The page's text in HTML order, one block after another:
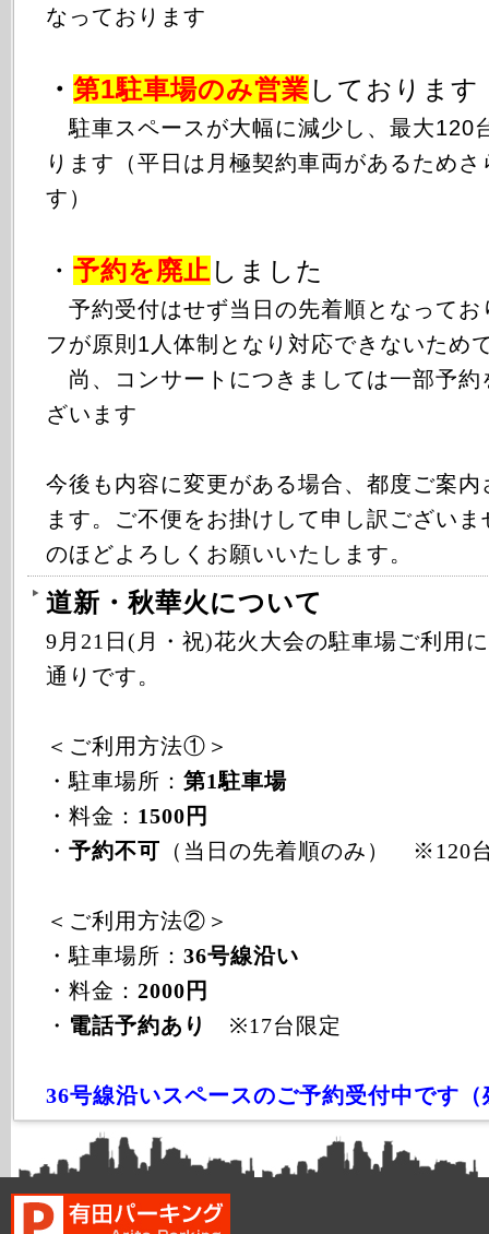
なっております
・ 第1駐車場のみ営業 しております
駐車スペースが大幅に減少し、最大120
ります（平日は月極契約車両があるため
す）
・ 予約を廃止 しました
予約受付はせず当日の先着順となってお
フが原則1人体制となり対応できないため
尚、コンサートにつきましては一部予約
ざいます
今後も内容に変更がある場合、都度ご案
ます。ご不便をお掛けして申し訳ござい
のほどよろしくお願いいたします。
道新・秋華火について
9月21日(月・祝)花火大会の駐車場ご利用
通りです。
＜ご利用方法①＞
・駐車場所： 第1駐車場
・料金： 1500円
・ 予約不可 （当日の先着順のみ） ※120
＜ご利用方法②＞
・駐車場所： 36号線沿い
・料金： 2000円
・ 電話予約あり ※17台限定
36号線沿いスペースのご予約受付中です